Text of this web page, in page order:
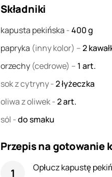
Składniki
kapusta pekińska -400g
papryka (inny kolor) –2
orzechy (cedrowe) – 1 art.
sok z cytryny-2łyżeczka
oliwa z oliwek-2art.
sól -do smaku
Przepis na gotowanie
Opłucz kapustę